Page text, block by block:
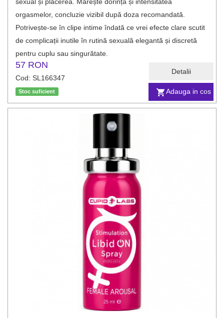
Adauga in cos
Detalii
orgasmelor, concluzie vizibil după doza recomandată.
Potrivește-se în clipe intime îndată ce vrei efecte clare scutit
de complicații inutile în rutină sexuală elegantă și discretă
pentru cuplu sau singurătate.
57 RON
Cod: SL166347
Stoc suficient